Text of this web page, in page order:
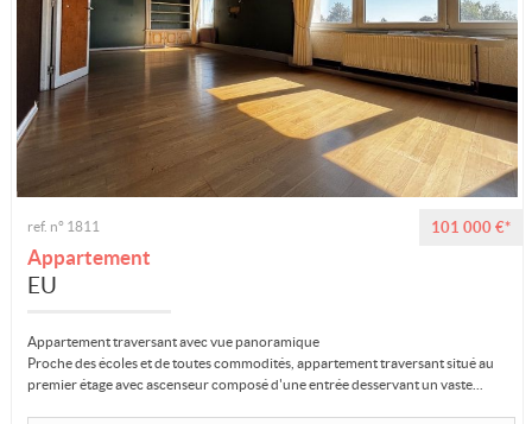
101 000 €*
ref. n° 1811
Appartement
EU
Appartement traversant avec vue panoramique
Proche des écoles et de toutes commodités, appartement traversant situé au
premier étage avec ascenseur composé d'une entrée desservant un vaste...